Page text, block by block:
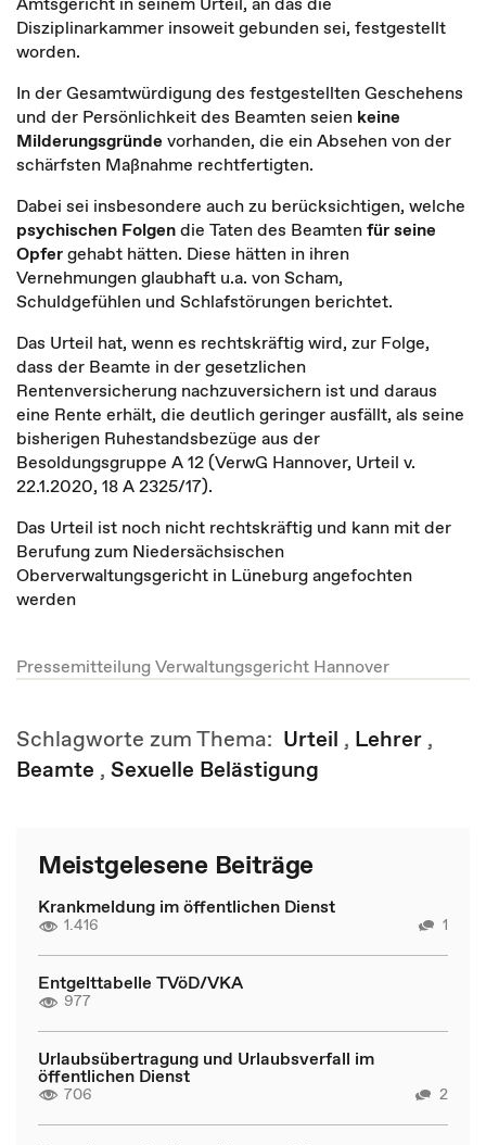
Disziplinarkammer insoweit gebunden sei, festgestellt
worden.
In der Gesamtwürdigung des festgestellten Geschehens
und der Persönlichkeit des Beamten seien keine
Milderungsgründe vorhanden, die ein Absehen von der
schärfsten Maßnahme rechtfertigten.
Dabei sei insbesondere auch zu berücksichtigen, welche
psychischen Folgendie Taten des Beamtenfür seine
Opfergehabt hätten. Diese hätten in ihren
Vernehmungen glaubhaft u.a. von Scham,
Schuldgefühlen und Schlafstörungen berichtet.
Das Urteil hat, wenn es rechtskräftig wird, zur Folge,
dass der Beamte in der gesetzlichen
Rentenversicherung nachzuversichern ist und daraus
eine Rente erhält, die deutlich geringer ausfällt, als seine
bisherigen Ruhestandsbezüge aus der
Besoldungsgruppe A 12 (VerwG Hannover, Urteil v.
22.1.2020, 18 A 2325/17).
Das Urteil ist noch nicht rechtskräftig und kann mit der
Berufung zum Niedersächsischen
Oberverwaltungsgericht in Lüneburg angefochten
werden
Pressemitteilung Verwaltungsgericht Hannover
Schlagworte zum Thema: Urteil , Lehrer ,
Beamte , Sexuelle Belästigung
Meistgelesene Beiträge
Krankmeldung im öffentlichen Dienst
1.416 1
Entgelttabelle TVöD/VKA
977
Urlaubsübertragung und Urlaubsverfall im
öffentlichen Dienst
706 2